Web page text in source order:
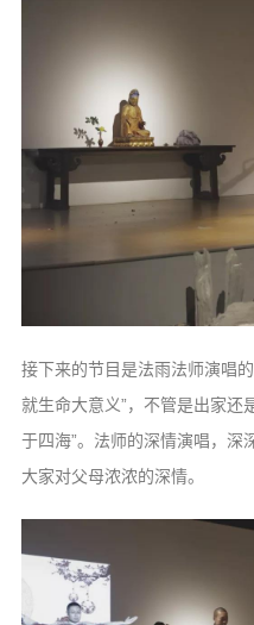
接下来的节目是法雨法师演唱
就生命大意义”，不管是出家还
于四海”。法师的深情演唱，深
大家对父母浓浓的深情。